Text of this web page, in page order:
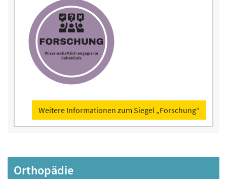
Weitere Informationen zum Siegel „Forschung“
Orthopädie